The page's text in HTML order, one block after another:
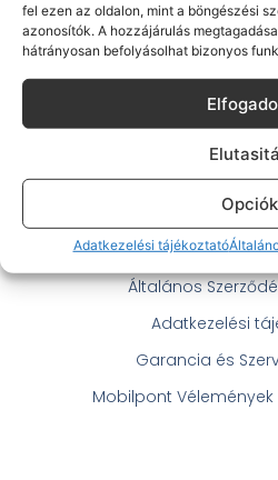
fel ezen az oldalon, mint a böngészési
azonosítók. A hozzájárulás
hátrányosan befolyásolhat bizonyos
Opciók
Adatkezelési tájékoztató
Gyakran
Probléma
OTP Áruhitel
Klarna fizetési
Általános
Adatkezelési
Garancia és
Mobilpont Vélemények